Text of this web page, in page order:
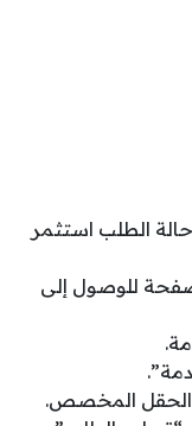
الطلب استثمر
للوصول إلى
الحقل المخصص.